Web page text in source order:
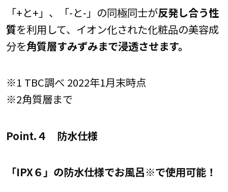
「+と+」、「-と-」の同極同士が反発し合う性
質を利用して、イオン化された化粧品の美容成
分を角質層すみずみまで浸透させます。
※1 TBC調べ 2022年1月末時点
※2角質層まで
Point.４ 防水仕様
「IPX６」の防水仕様でお風呂※で使用可能！